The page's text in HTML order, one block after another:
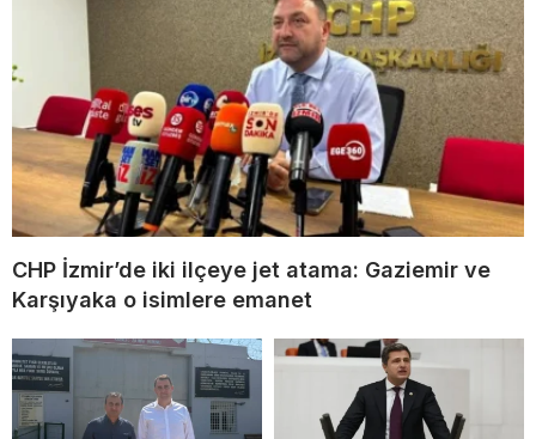
CHP İzmir’de iki ilçeye jet atama: Gaziemir ve
Karşıyaka o isimlere emanet